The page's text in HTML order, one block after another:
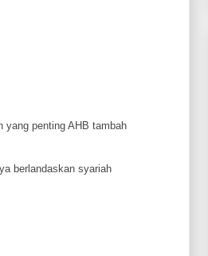
yang penting AHB tambah
berlandaskan syariah